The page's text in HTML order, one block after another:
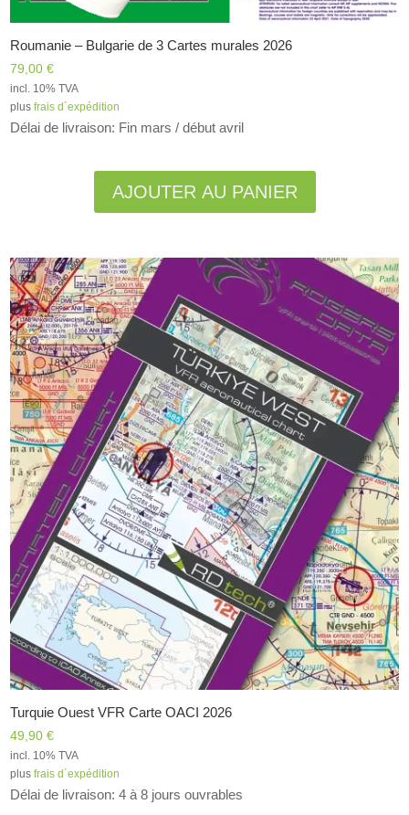
Roumanie – Bulgarie de 3 Cartes murales 2026
79,00€
incl. 10% TVA
plusfrais d´expédition
Délai de livraison: Fin mars / début avril
AJOUTER AU PANIER
Turquie Ouest VFR Carte OACI 2026
49,90€
incl. 10% TVA
plusfrais d´expédition
Délai de livraison: 4 à 8 jours ouvrables